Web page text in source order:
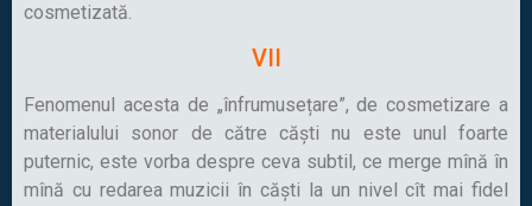
cosmetizată.
VII
Fenomenul acesta de „înfrumusețare”, de cosmetizare a
materialului sonor de către căști nu este unul foarte
puternic, este vorba despre ceva subtil, ce merge mînă în
mînă cu redarea muzicii în căști la un nivel cît mai fidel